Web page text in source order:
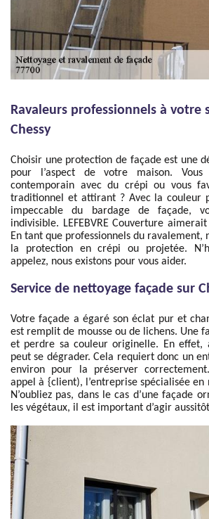
Ravaleurs professionnels à votre
Chessy
Choisir une protection de façade est une
pour l’aspect de votre maison. Vous
contemporain avec du crépi ou vous
traditionnel et attirant ? Avec la couleur
impeccable du bardage de façade,
indivisible. LEFEBVRE Couverture
En tant que professionnels du ravalement,
la protection en crépi ou projetée.
appelez, nous existons pour vous aider.
Service de nettoyage façade sur
Votre façade a égaré son éclat pur et
est remplit de mousse ou de lichens. Une
et perdre sa couleur originelle. En effet,
peut se dégrader. Cela requiert donc un
environ pour la préserver
appel à {client), l’entreprise spécialisée en
N’oubliez pas, dans le cas d’une façade
les végétaux, il est important d’agir